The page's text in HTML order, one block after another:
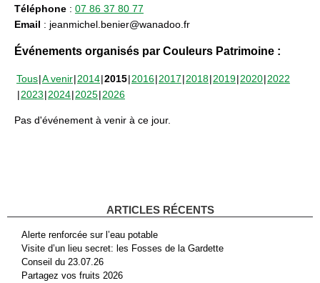
Téléphone : 07 86 37 80 77
Email : jeanmichel.benier@wanadoo.fr
Événements organisés par Couleurs Patrimoine :
Tous A venir 2014 2015 2016 2017 2018 2019 2020 2022
2023 2024 2025 2026
Pas d'événement à venir à ce jour.
ARTICLES RÉCENTS
Alerte renforcée sur l’eau potable
Visite d’un lieu secret: les Fosses de la Gardette
Conseil du 23.07.26
Partagez vos fruits 2026